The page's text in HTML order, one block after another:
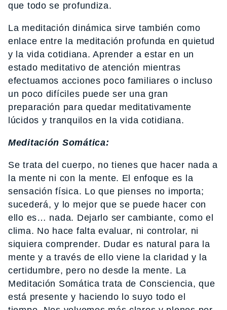
que todo se profundiza.
La meditación dinámica sirve también como
enlace entre la meditación profunda en quietud
y la vida cotidiana. Aprender a estar en un
estado meditativo de atención mientras
efectuamos acciones poco familiares o incluso
un poco difíciles puede ser una gran
preparación para quedar meditativamente
lúcidos y tranquilos en la vida cotidiana.
Meditación Somática:
Se trata del cuerpo, no tienes que hacer nada a
la mente ni con la mente. El enfoque es la
sensación física. Lo que pienses no importa;
sucederá, y lo mejor que se puede hacer con
ello es… nada. Dejarlo ser cambiante, como el
clima. No hace falta evaluar, ni controlar, ni
siquiera comprender. Dudar es natural para la
mente y a través de ello viene la claridad y la
certidumbre, pero no desde la mente. La
Meditación Somática trata de Consciencia, que
está presente y haciendo lo suyo todo el